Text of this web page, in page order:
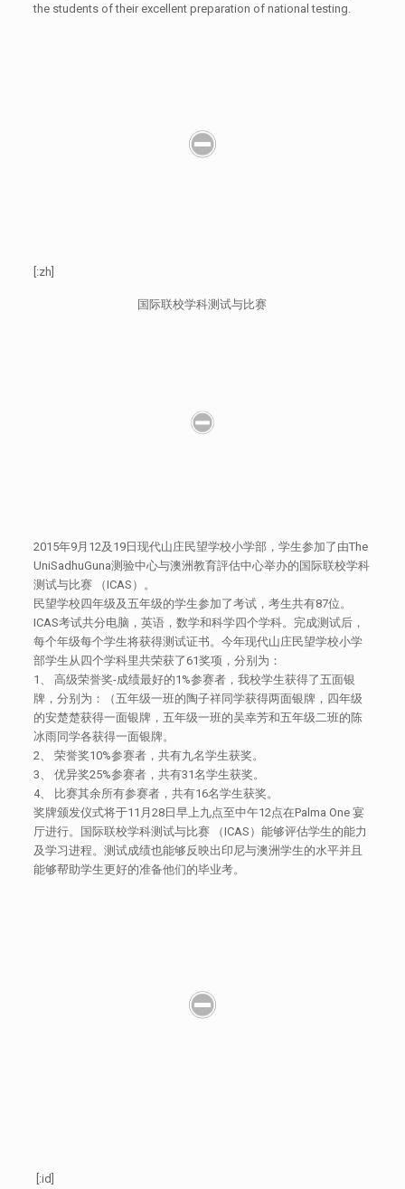
the students of their excellent preparation of national testing.
[:zh]
国际联校学科测试与比赛
2015年9月12及19日现代山庄民望学校小学部，学生参加了由The
UniSadhuGuna测验中心与澳洲教育評估中心举办的国际联校学科
测试与比赛 （ICAS）。
民望学校四年级及五年级的学生参加了考试，考生共有87位。
ICAS考试共分电脑，英语，数学和科学四个学科。完成测试后，
每个年级每个学生将获得测试证书。今年现代山庄民望学校小学
部学生从四个学科里共荣获了61奖项，分别为：
1、 高级荣誉奖-成绩最好的1%参赛者，我校学生获得了五面银
牌，分别为：（五年级一班的陶子祥同学获得两面银牌，四年级
的安楚楚获得一面银牌，五年级一班的吴幸芳和五年级二班的陈
冰雨同学各获得一面银牌。
2、 荣誉奖10%参赛者，共有九名学生获奖。
3、 优异奖25%参赛者，共有31名学生获奖。
4、 比赛其余所有参赛者，共有16名学生获奖。
奖牌颁发仪式将于11月28日早上九点至中午12点在Palma One 宴
厅进行。国际联校学科测试与比赛 （ICAS）能够评估学生的能力
及学习进程。测试成绩也能够反映出印尼与澳洲学生的水平并且
能够帮助学生更好的准备他们的毕业考。
[:id]